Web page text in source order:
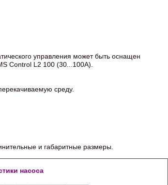
управления может быть оснащен
Control L2 100 (30...100А).
среду.
и габаритные размеры.
насоса